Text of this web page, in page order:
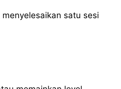
satu sesi